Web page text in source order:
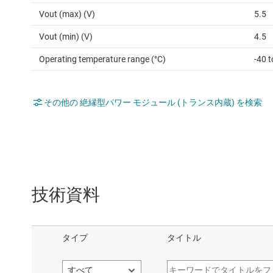
Vout (max) (V) 5.5
Vout (min) (V) 4.5
Operating temperature range (°C) -40
その他の 絶縁型パワー モジュール (トランス内蔵) を検索
技術資料